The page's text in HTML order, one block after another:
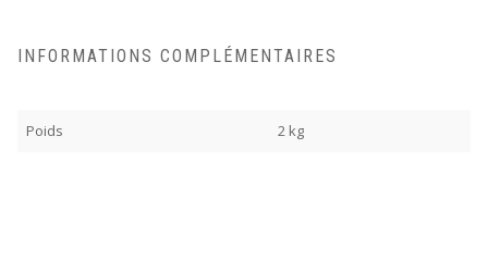
INFORMATIONS COMPLÉMENTAIRES
Poids 2 kg